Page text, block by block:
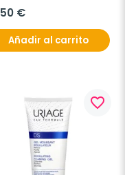
€
Añadir al carrito
favorite_border